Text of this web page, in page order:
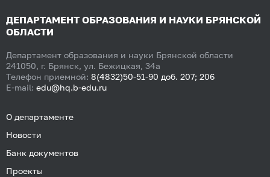
ДЕПАРТАМЕНТ ОБРАЗОВАНИЯ И НАУКИ БРЯНСКОЙ
ОБЛАСТИ
Департамент образования и науки Брянской области
241050, г. Брянск, ул. Бежицкая, 34а
Телефон приемной: 8(4832)50-51-90 доб. 207; 206
E-mail: edu@hq.b-edu.ru
О департаменте
Новости
Банк документов
Проекты